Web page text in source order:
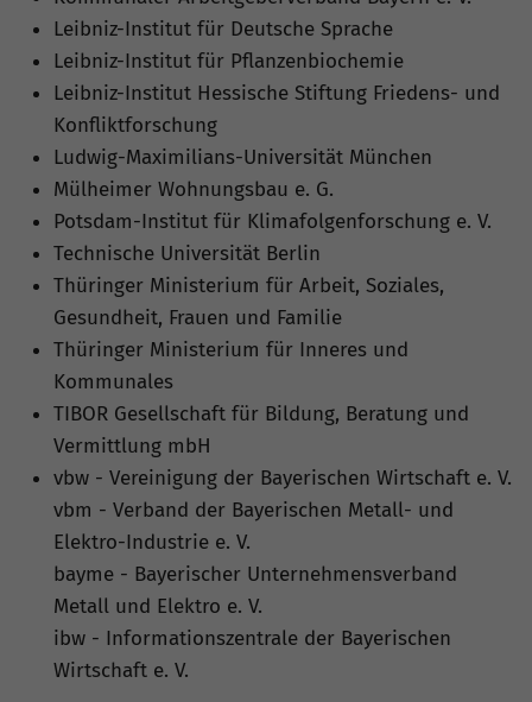
Leibniz-Institut für Deutsche Sprache
Leibniz-Institut für Pflanzenbiochemie
Leibniz-Institut Hessische Stiftung Friedens- und
Konfliktforschung
Ludwig-Maximilians-Universität München
Mülheimer Wohnungsbau e. G.
Potsdam-Institut für Klimafolgenforschung e. V.
Technische Universität Berlin
Thüringer Ministerium für Arbeit, Soziales,
Gesundheit, Frauen und Familie
Thüringer Ministerium für Inneres und
Kommunales
TIBOR Gesellschaft für Bildung, Beratung und
Vermittlung mbH
vbw - Vereinigung der Bayerischen Wirtschaft e. V.
vbm - Verband der Bayerischen Metall- und
Elektro-Industrie e. V.
bayme - Bayerischer Unternehmensverband
Metall und Elektro e. V.
ibw - Informationszentrale der Bayerischen
Wirtschaft e. V.